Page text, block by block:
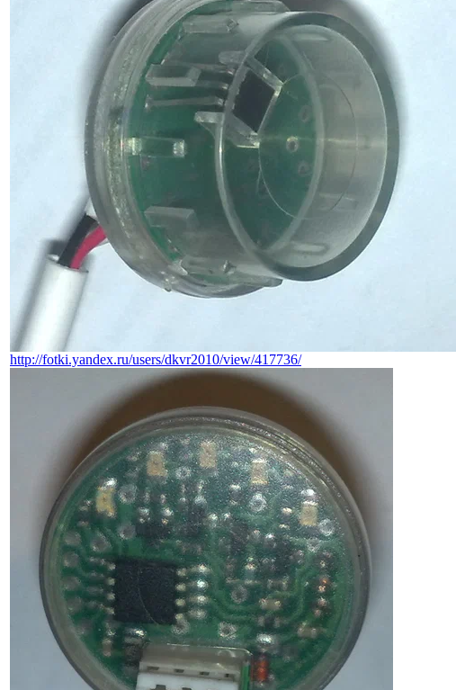
http://fotki.yandex.ru/users/dkvr2010/view/417736/